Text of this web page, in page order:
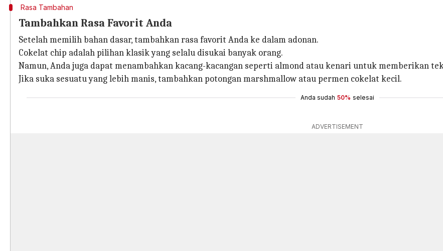
Rasa Tambahan
Tambahkan Rasa Favorit Anda
Setelah memilih bahan dasar, tambahkan rasa favorit Anda ke dalam adonan.
Cokelat chip adalah pilihan klasik yang selalu disukai banyak orang.
Namun, Anda juga dapat menambahkan kacang-kacangan seperti almond atau kenari untuk memberikan
Jika suka sesuatu yang lebih manis, tambahkan potongan marshmallow atau permen cokelat kecil.
Anda sudah 50% selesai
ADVERTISEMENT